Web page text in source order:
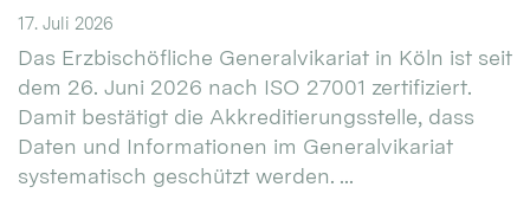
17. Juli 2026
Das Erzbischöfliche Generalvikariat in Köln ist seit
dem 26. Juni 2026 nach ISO 27001 zertifiziert.
Damit bestätigt die Akkreditierungsstelle, dass
Daten und Informationen im Generalvikariat
systematisch geschützt werden. ...